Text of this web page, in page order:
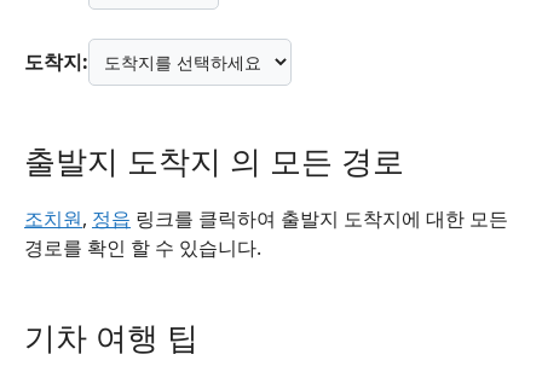
도착지:
출발지 도착지 의 모든 경로
조치원, 정읍 링크를 클릭하여 출발지 도착지에 대한 모든
경로를 확인 할 수 있습니다.
기차 여행 팁